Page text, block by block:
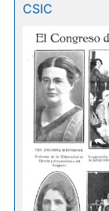
CSIC